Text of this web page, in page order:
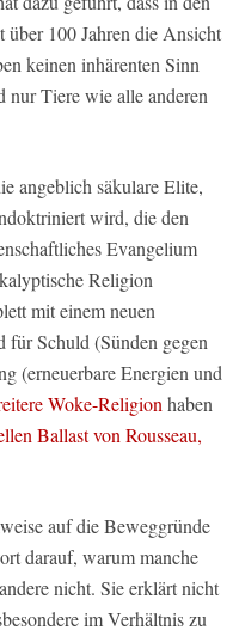
über 100 Jahren die Ansicht
keinen inhärenten Sinn
Tiere wie alle anderen
angeblich säkulare Elite,
wird, die den
Evangelium
Religion
mit einem neuen
für Schuld (Sünden gegen
(erneuerbare Energien und
Woke-Religionhaben
Ballast von Rousseau,
auf die Beweggründe
darauf, warum manche
nicht. Sie erklärt nicht
im Verhältnis zu